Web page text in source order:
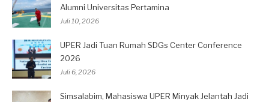
Alumni Universitas Pertamina
Juli 10, 2026
UPER Jadi Tuan Rumah SDGs Center Conference
2026
Juli 6, 2026
Simsalabim, Mahasiswa UPER Minyak Jelantah Jadi